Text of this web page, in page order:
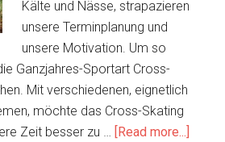
Kälte und Nässe, strapazieren
unsere Terminplanung und
unsere Motivation. Um so
Ganzjahres-Sportart Cross-
Mit verschiedenen, eignetlich
möchte das Cross-Skating
Zeit besser zu …
[Read more...]